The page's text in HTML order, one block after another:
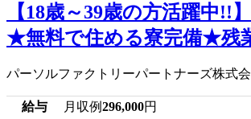
【18歳～39歳の方活躍中!!
★無料で住める寮完備★残
パーソルファクトリーパートナーズ株式
給与 月収例296,000円